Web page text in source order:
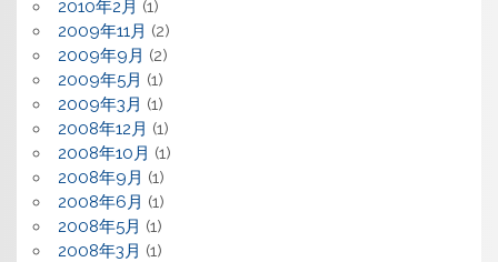
2010年2月 (1)
2009年11月 (2)
2009年9月 (2)
2009年5月 (1)
2009年3月 (1)
2008年12月 (1)
2008年10月 (1)
2008年9月 (1)
2008年6月 (1)
2008年5月 (1)
2008年3月 (1)